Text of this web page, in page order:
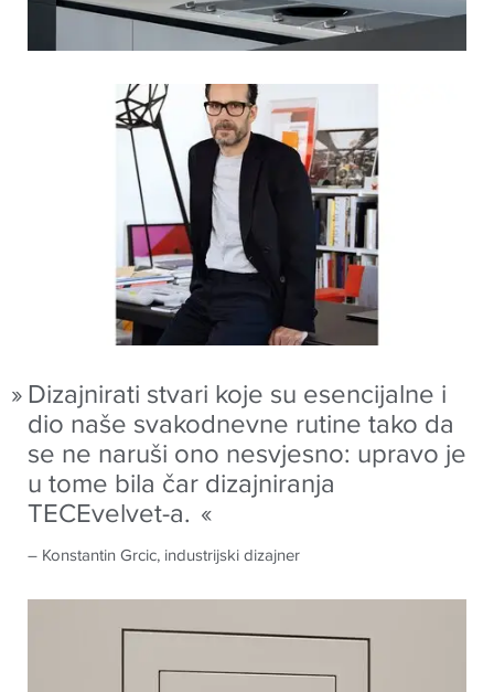
Dizajnirati stvari koje su esencijalne i
dio naše svakodnevne rutine tako da
se ne naruši ono nesvjesno: upravo je
u tome bila čar dizajniranja
TECEvelvet-a.
– Konstantin Grcic, industrijski dizajner